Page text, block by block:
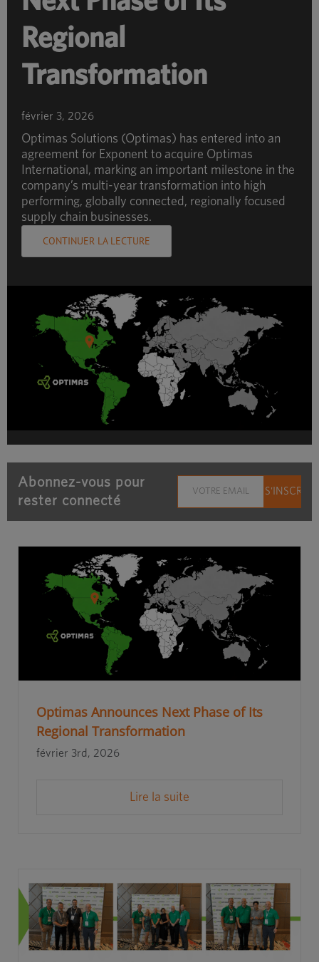
Regional
Transformation
février 3, 2026
Optimas Solutions (Optimas) has entered into an
agreement for Exponent to acquire Optimas
International, marking an important milestone in the
company’s multi-year transformation into high
performing, globally connected, regionally focused
supply chain businesses.
CONTINUER LA LECTURE
Abonnez-vous pour
rester connecté
Optimas Announces Next Phase of Its
Regional Transformation
février 3rd, 2026
Lire la suite